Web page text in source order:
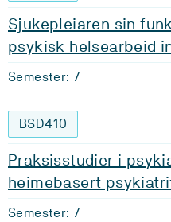
Sjukepleiaren sin
psykisk helsearbeid
Semester: 7
BSD410
Praksisstudier i
heimebasert
Semester: 7